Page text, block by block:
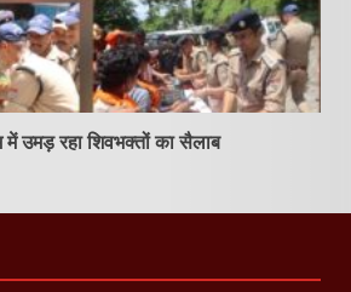
में उमड़ रहा शिवभक्तों का सैलाब